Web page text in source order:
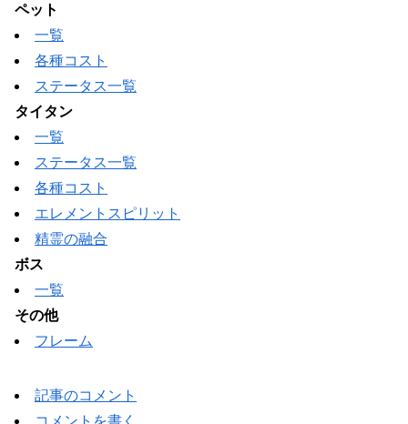
ペット
一覧
各種コスト
ステータス一覧
タイタン
一覧
ステータス一覧
各種コスト
エレメントスピリット
精霊の融合
ボス
一覧
その他
フレーム
記事のコメント
コメントを書く